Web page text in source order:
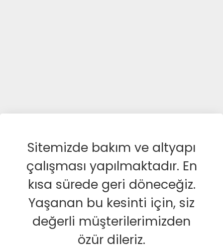
Sitemizde bakım ve altyapı
çalışması yapılmaktadır. En
kısa sürede geri döneceğiz.
Yaşanan bu kesinti için, siz
değerli müşterilerimizden
özür dileriz.